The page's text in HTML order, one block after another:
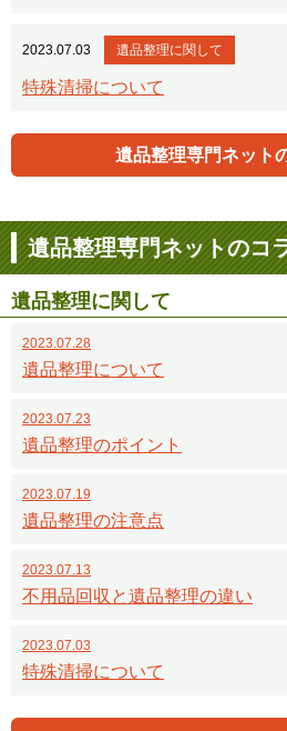
2023.07.03 遺品整理に関して
特殊清掃について
遺品整理専門ネット
遺品整理専門ネットのコ
遺品整理に関して
2023.07.28
遺品整理について
2023.07.23
遺品整理のポイント
2023.07.19
遺品整理の注意点
2023.07.13
不用品回収と遺品整理の違い
2023.07.03
特殊清掃について